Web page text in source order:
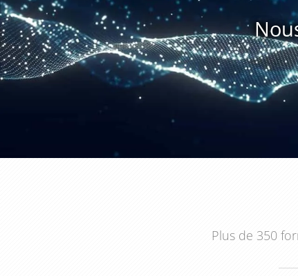
participant, un avantage clé pour les structures
complet.
Ce dispositif permet aux développeurs de gagner
commerce. En structurant correctement leurs
performance des sites et facilitent les
d’une meilleure maîtrise technique au service
Plus de 350